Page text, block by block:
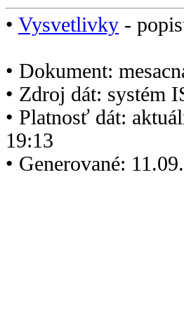
• Vysvetlivky -
• Dokument:
• Zdroj dát: systém
• Platnosť dát:
19:13
• Generované: